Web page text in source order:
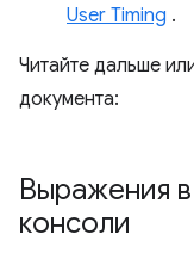
User Timing .
Читайте дальше
документа:
Выражения
консоли